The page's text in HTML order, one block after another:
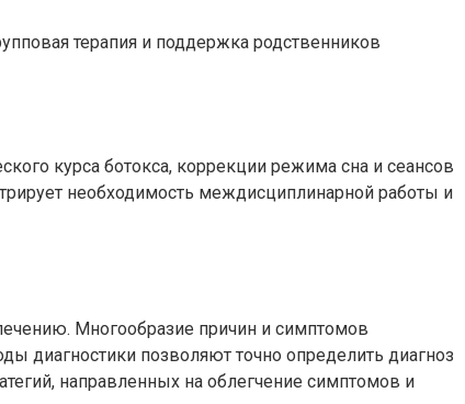
терапия и поддержка родственников
курса ботокса, коррекции режима сна и сеансов
необходимость междисциплинарной работы и
Многообразие причин и симптомов
диагностики позволяют точно определить диагноз
направленных на облегчение симптомов и